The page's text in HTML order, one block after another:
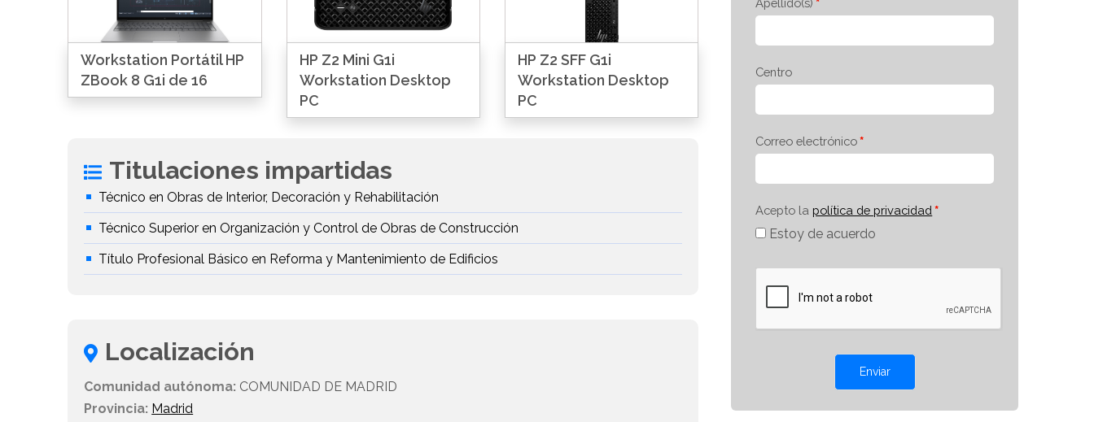
Workstation Portátil HP
ZBook 8 G1i de 16
HP Z2 Mini G1i
Workstation Desktop
PC
HP Z2 SFF G1i
Workstation Desktop
PC
Titulaciones impartidas
Técnico en Obras de Interior, Decoración y Rehabilitación
Técnico Superior en Organización y Control de Obras de Construcción
Título Profesional Básico en Reforma y Mantenimiento de Edificios
Localización
Comunidad autónoma: COMUNIDAD DE MADRID
Provincia: Madrid
Apellido(s)
Centro
Correo electrónico
Acepto la política de privacidad
Estoy de acuerdo
Enviar